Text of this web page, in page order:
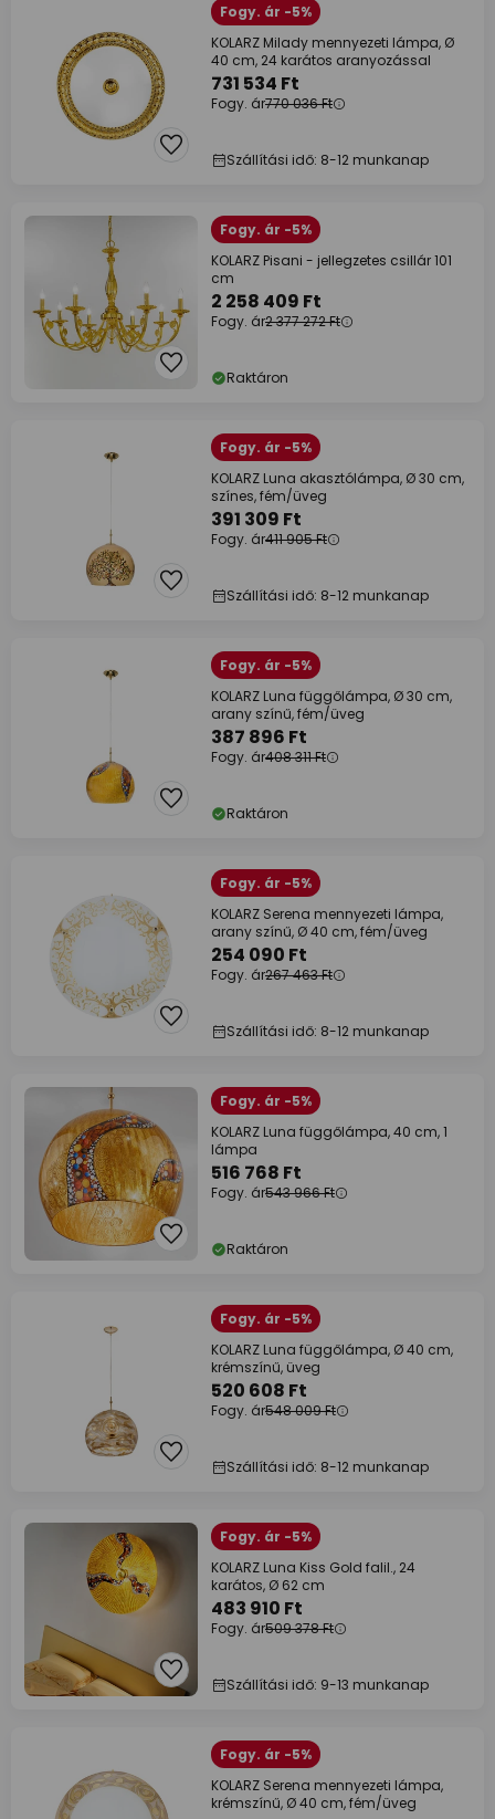
Fogy. ár -5%
KOLARZ Milady mennyezeti lámpa, Ø
40 cm, 24 karátos aranyozással
731 534 Ft
Fogy. ár770 036 Ft
Szállítási idő: 8-12 munkanap
Fogy. ár -5%
KOLARZ Pisani - jellegzetes csillár 101
cm
2 258 409 Ft
Fogy. ár2 377 272 Ft
Raktáron
Fogy. ár -5%
KOLARZ Luna akasztólámpa, Ø 30 cm,
színes, fém/üveg
391 309 Ft
Fogy. ár411 905 Ft
Szállítási idő: 8-12 munkanap
Fogy. ár -5%
KOLARZ Luna függőlámpa, Ø 30 cm,
arany színű, fém/üveg
387 896 Ft
Fogy. ár408 311 Ft
Raktáron
Fogy. ár -5%
KOLARZ Serena mennyezeti lámpa,
arany színű, Ø 40 cm, fém/üveg
254 090 Ft
Fogy. ár267 463 Ft
Szállítási idő: 8-12 munkanap
Fogy. ár -5%
KOLARZ Luna függőlámpa, 40 cm, 1
lámpa
516 768 Ft
Fogy. ár543 966 Ft
Raktáron
Fogy. ár -5%
KOLARZ Luna függőlámpa, Ø 40 cm,
krémszínű, üveg
520 608 Ft
Fogy. ár548 009 Ft
Szállítási idő: 8-12 munkanap
Fogy. ár -5%
KOLARZ Luna Kiss Gold falil., 24
karátos, Ø 62 cm
483 910 Ft
Fogy. ár509 378 Ft
Szállítási idő: 9-13 munkanap
Fogy. ár -5%
KOLARZ Serena mennyezeti lámpa,
krémszínű, Ø 40 cm, fém/üveg